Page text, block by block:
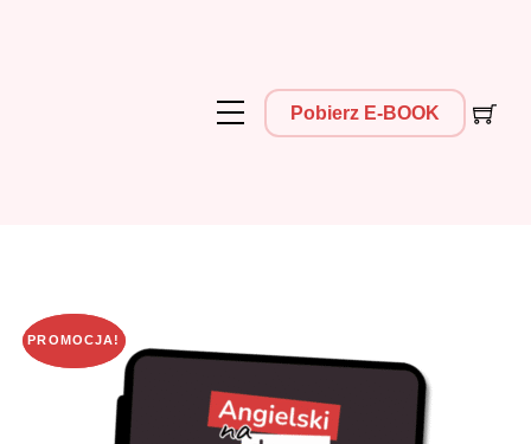
MenuPobierz E-BOOK
PROMOCJA!
PROMOCJA!